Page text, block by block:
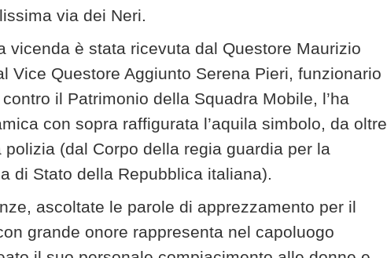
via dei Neri.
vicenda è stata ricevuta dal Questore Maurizio
Vice Questore Aggiunto Serena Pieri, funzionario
il Patrimonio della Squadra Mobile, l’ha
con sopra raffigurata l’aquila simbolo, da oltre
(dal Corpo della regia guardia per la
di Stato della Repubblica italiana).
ascoltate le parole di apprezzamento per il
grande onore rappresenta nel capoluogo